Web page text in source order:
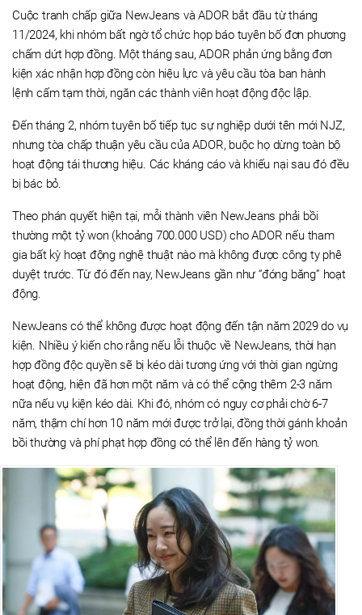
Cuộc tranh chấp giữa NewJeans và ADOR bắt đầu từ tháng
11/2024, khi nhóm bất ngờ tổ chức họp báo tuyên bố đơn phương
chấm dứt hợp đồng. Một tháng sau, ADOR phản ứng bằng đơn
kiện xác nhận hợp đồng còn hiệu lực và yêu cầu tòa ban hành
lệnh cấm tạm thời, ngăn các thành viên hoạt động độc lập.
Đến tháng 2, nhóm tuyên bố tiếp tục sự nghiệp dưới tên mới NJZ,
nhưng tòa chấp thuận yêu cầu của ADOR, buộc họ dừng toàn bộ
hoạt động tái thương hiệu. Các kháng cáo và khiếu nại sau đó đều
bị bác bỏ.
Theo phán quyết hiện tại, mỗi thành viên NewJeans phải bồi
thường một tỷ won (khoảng 700.000 USD) cho ADOR nếu tham
gia bất kỳ hoạt động nghệ thuật nào mà không được công ty phê
duyệt trước. Từ đó đến nay, NewJeans gần như “đóng băng” hoạt
động.
NewJeans có thể không được hoạt động đến tận năm 2029 do vụ
kiện. Nhiều ý kiến cho rằng nếu lỗi thuộc về NewJeans, thời hạn
hợp đồng độc quyền sẽ bị kéo dài tương ứng với thời gian ngừng
hoạt động, hiện đã hơn một năm và có thể cộng thêm 2-3 năm
nữa nếu vụ kiện kéo dài. Khi đó, nhóm có nguy cơ phải chờ 6-7
năm, thậm chí hơn 10 năm mới được trở lại, đồng thời gánh khoản
bồi thường và phí phạt hợp đồng có thể lên đến hàng tỷ won.